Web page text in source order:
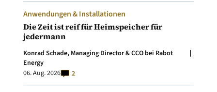
Anwendungen & Installationen
Die Zeit ist reif für Heimspeicher für
jedermann
Konrad Schade, Managing Director & CCO bei Rabot
Energy
06. Aug. 2026
2